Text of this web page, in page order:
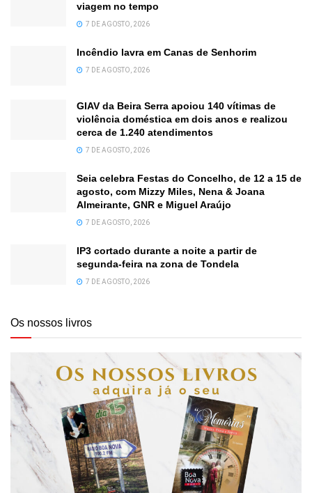
viagem no tempo
7 DE AGOSTO, 2026
Incêndio lavra em Canas de Senhorim
7 DE AGOSTO, 2026
GIAV da Beira Serra apoiou 140 vítimas de
violência doméstica em dois anos e realizou
cerca de 1.240 atendimentos
7 DE AGOSTO, 2026
Seia celebra Festas do Concelho, de 12 a 15 de
agosto, com Mizzy Miles, Nena & Joana
Almeirante, GNR e Miguel Araújo
7 DE AGOSTO, 2026
IP3 cortado durante a noite a partir de
segunda-feira na zona de Tondela
7 DE AGOSTO, 2026
Os nossos livros